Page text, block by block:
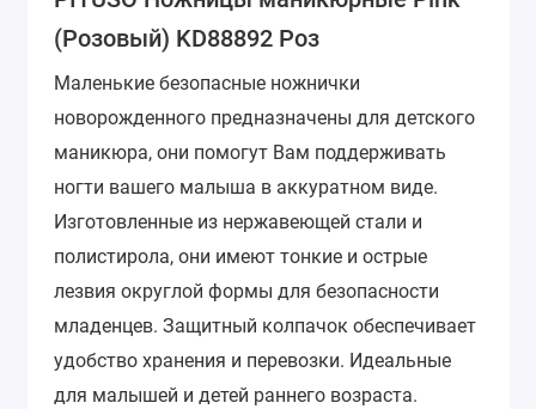
(Розовый) KD88892 Роз
Маленькие безопасные ножнички
новорожденного предназначены для детского
маникюра, они помогут Вам поддерживать
ногти вашего малыша в аккуратном виде.
Изготовленные из нержавеющей стали и
полистирола, они имеют тонкие и острые
лезвия округлой формы для безопасности
младенцев. Защитный колпачок обеспечивает
удобство хранения и перевозки. Идеальные
для малышей и детей раннего возраста.